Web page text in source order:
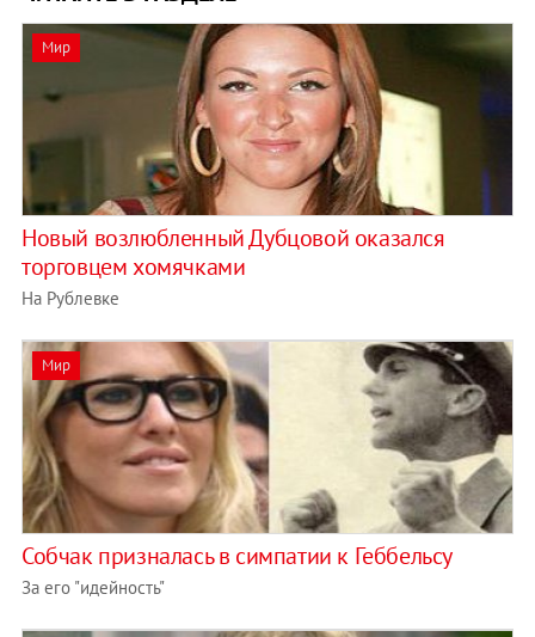
Мир
Новый возлюбленный Дубцовой оказался
торговцем хомячками
На Рублевке
Мир
Собчак призналась в симпатии к Геббельсу
За его "идейность"